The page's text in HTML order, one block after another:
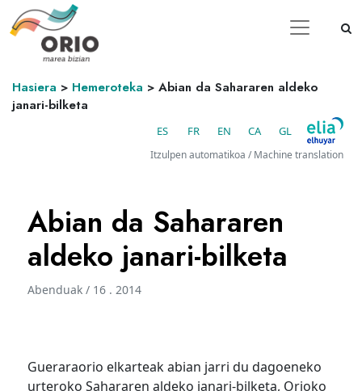
Hasiera > Hemeroteka > Abian da Sahararen aldeko
janari-bilketa
ES FR EN CA GL
Itzulpen automatikoa / Machine translation
Abian da Sahararen
aldeko janari-bilketa
Abenduak / 16 . 2014
Gueraraorio elkarteak abian jarri du dagoeneko
urteroko Sahararen aldeko janari-bilketa, Orioko